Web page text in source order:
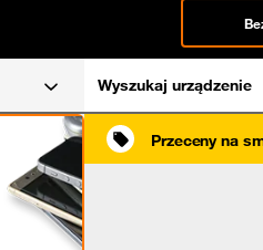
Wyszukaj urządzenie
Przeceny na